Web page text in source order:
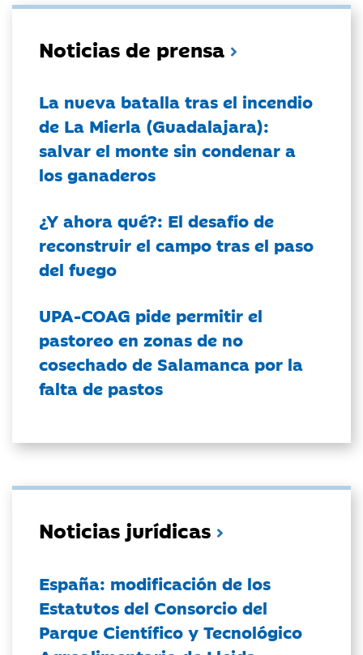
Noticias de prensa
La nueva batalla tras el incendio
de La Mierla (Guadalajara):
salvar el monte sin condenar a
los ganaderos
¿Y ahora qué?: El desafío de
reconstruir el campo tras el paso
del fuego
UPA-COAG pide permitir el
pastoreo en zonas de no
cosechado de Salamanca por la
falta de pastos
Noticias jurídicas
España: modificación de los
Estatutos del Consorcio del
Parque Científico y Tecnológico